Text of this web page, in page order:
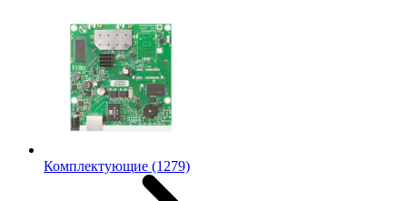
Комплектующие (1279)